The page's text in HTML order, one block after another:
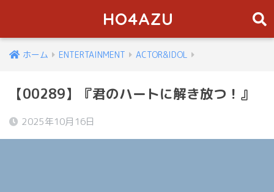
HO4AZU
ホーム ENTERTAINMENT ACTOR&IDOL
【00289】『君のハートに解き放つ！』
2025年10月16日